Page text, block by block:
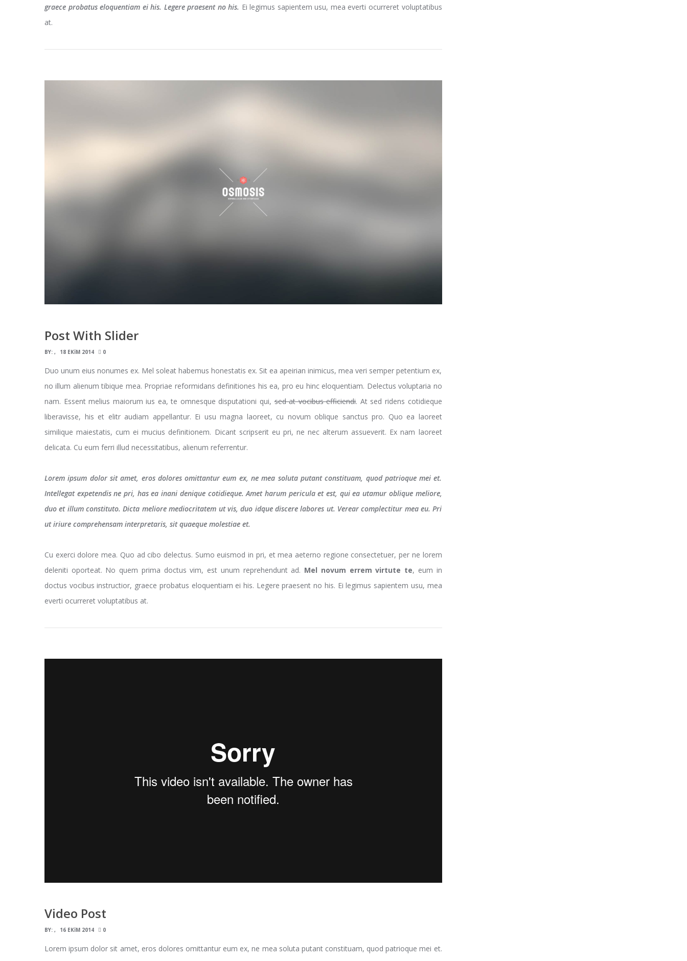
graece probatus eloquentiam ei his. Legere praesent no his. Ei legimus sapientem usu, mea everti ocurreret voluptatibus
at.
Post With Slider
BY: 18 EKIM 2014 0
Duo unum eius nonumes ex. Mel soleat habemus honestatis ex. Sit ea apeirian inimicus, mea veri semper petentium ex,
no illum alienum tibique mea. Propriae reformidans definitiones his ea, pro eu hinc eloquentiam. Delectus voluptaria no
nam. Essent melius maiorum ius ea, te omnesque disputationi qui,sed at vocibus efficiendi. At sed ridens cotidieque
liberavisse, his et elitr audiam appellantur. Ei usu magna laoreet, cu novum oblique sanctus pro. Quo ea laoreet
similique maiestatis, cum ei mucius definitionem. Dicant scripserit eu pri, ne nec alterum assueverit. Ex nam laoreet
delicata. Cu eum ferri illud necessitatibus, alienum referrentur.
Lorem ipsum dolor sit amet, eros dolores omittantur eum ex, ne mea soluta putant constituam, quod patrioque mei et.
Intellegat expetendis ne pri, has ea inani denique cotidieque. Amet harum pericula et est, qui ea utamur oblique meliore,
duo et illum constituto. Dicta meliore mediocritatem ut vis, duo idque discere labores ut. Verear complectitur mea eu. Pri
ut iriure comprehensam interpretaris, sit quaeque molestiae et.
Cu exerci dolore mea. Quo ad cibo delectus. Sumo euismod in pri, et mea aeterno regione consectetuer, per ne lorem
deleniti oporteat. No quem prima doctus vim, est unum reprehendunt ad. Mel novum errem virtute te, eum in
doctus vocibus instructior, graece probatus eloquentiam ei his. Legere praesent no his. Ei legimus sapientem usu, mea
everti ocurreret voluptatibus at.
Video Post
BY: 16 EKIM 2014 0
Lorem ipsum dolor sit amet, eros dolores omittantur eum ex, ne mea soluta putant constituam, quod patrioque mei et.